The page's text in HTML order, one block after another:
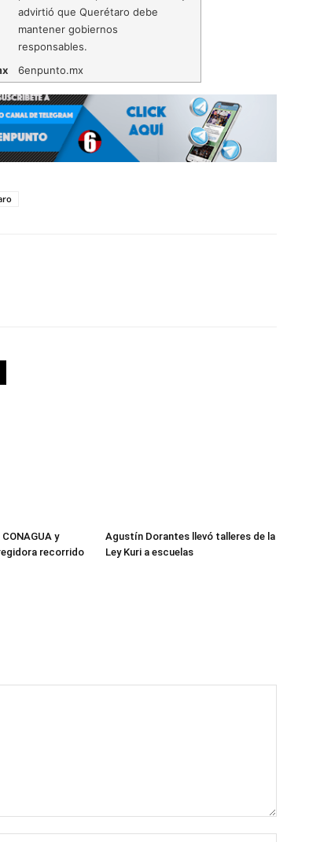
advirtió que Querétaro debe
mantener gobiernos
responsables.
6enpunto.mx
CONAGUA y
recorrido
Agustín Dorantes llevó talleres de la
Ley Kuri a escuelas